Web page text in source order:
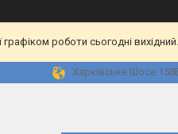
роботи сьогодні
Харківське Шосе